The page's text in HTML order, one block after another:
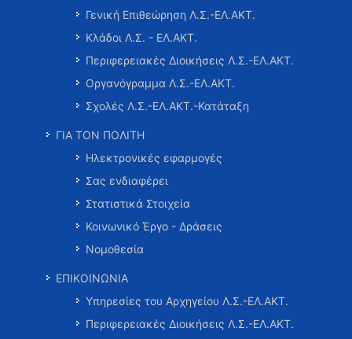
Γενική Επιθεώρηση Λ.Σ.-ΕΛ.ΑΚΤ.
Κλάδοι Λ.Σ. - ΕΛ.ΑΚΤ.
Περιφερειακές Διοικήσεις Λ.Σ.-ΕΛ.ΑΚΤ.
Οργανόγραμμα Λ.Σ.-ΕΛ.ΑΚΤ.
Σχολές Λ.Σ.-ΕΛ.ΑΚΤ.-Κατάταξη
ΓΙΑ ΤΟΝ ΠΟΛΙΤΗ
Ηλεκτρονικές εφαρμογές
Σας ενδιαφέρει
Στατιστικά Στοιχεία
Κοινωνικό Έργο - Δράσεις
Νομοθεσία
ΕΠΙΚΟΙΝΩΝΙΑ
Υπηρεσίες του Αρχηγείου Λ.Σ.-ΕΛ.ΑΚΤ.
Περιφερειακές Διοικήσεις Λ.Σ.-ΕΛ.ΑΚΤ.